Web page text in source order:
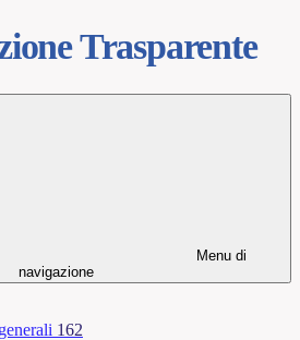
Trasparente
Menu di
navigazione
162